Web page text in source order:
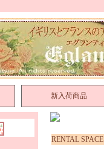
新入荷商品
RENTAL SPACE